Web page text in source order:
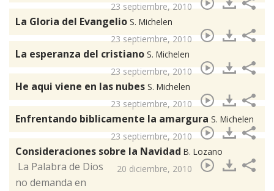
23 septiembre, 2010
La Gloria del Evangelio S. Michelen
23 septiembre, 2010
La esperanza del cristiano S. Michelen
23 septiembre, 2010
He aqui viene en las nubes S. Michelen
23 septiembre, 2010
Enfrentando biblicamente la amargura S. Michelen
23 septiembre, 2010
Consideraciones sobre la Navidad B. Lozano
20 diciembre, 2010
​ La Palabra de Dios
no demanda en